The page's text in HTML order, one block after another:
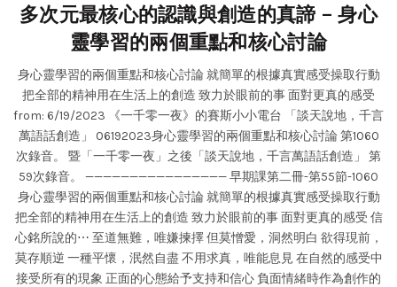
多次元最核心的認識與創造的真諦 – 身心
靈學習的兩個重點和核心討論
身心靈學習的兩個重點和核心討論 就簡單的根據真實感受操取行動
把全部的精神用在生活上的創造 致力於眼前的事 面對更真的感受
from: 6/19/2023 《一千零一夜》的賽斯小小電台 「談天說地，千言
萬語話創造」 06192023身心靈學習的兩個重點和核心討論 第1060
次錄音。 暨「一千零一夜」之後「談天說地，千言萬語話創造」 第
59次錄音。 ———————————————— 早期課第二冊-第55節-1060
身心靈學習的兩個重點和核心討論 就簡單的根據真實感受操取行動
把全部的精神用在生活上的創造 致力於眼前的事 面對更真的感受 信
心銘所說的⋯ 至道無難，唯嫌揀擇 但莫憎愛，洞然明白 欲得現前，
莫存順逆 一種平懷，泯然自盡 不用求真，唯能息見 在自然的感受中
接受所有的現象 正面的心態給予支持和信心 負面情緒時作為創作的